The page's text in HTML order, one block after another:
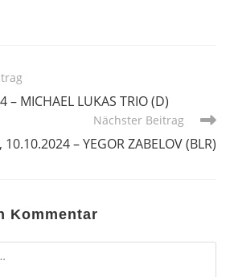
– MICHAEL LUKAS TRIO (D)
Nächster Beitrag
– YEGOR ZABELOV (BLR)
Kommentar